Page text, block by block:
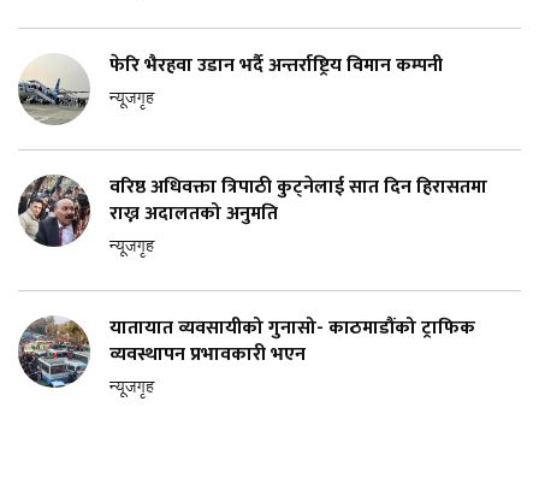
फेरि भैरहवा उडान भर्दै अन्तर्राष्ट्रिय विमान कम्पनी
न्यूजगृह
वरिष्ठ अधिवक्ता त्रिपाठी कुट्नेलाई सात दिन हिरासतमा
राख्न अदालतको अनुमति
न्यूजगृह
यातायात व्यवसायीको गुनासो- काठमाडौंको ट्राफिक
व्यवस्थापन प्रभावकारी भएन
न्यूजगृह